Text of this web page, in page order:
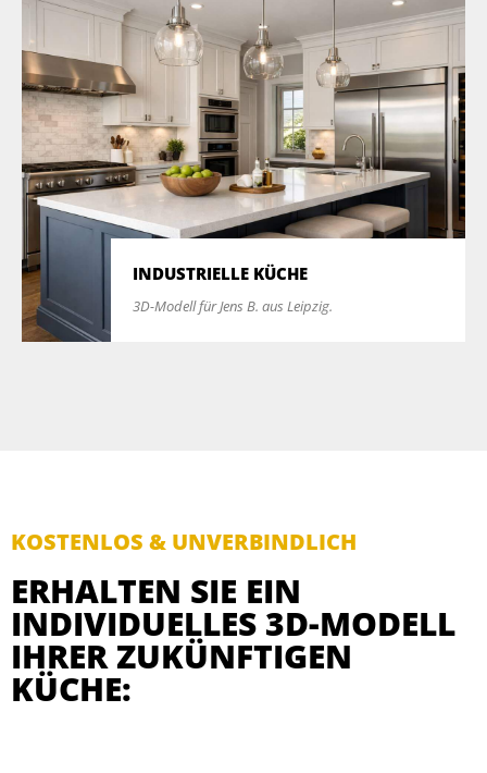
INDUSTRIELLE KÜCHE
3D-Modell für Jens B. aus Leipzig.
KOSTENLOS & UNVERBINDLICH
ERHALTEN SIE EIN
INDIVIDUELLES 3D-MODELL
IHRER ZUKÜNFTIGEN
KÜCHE: